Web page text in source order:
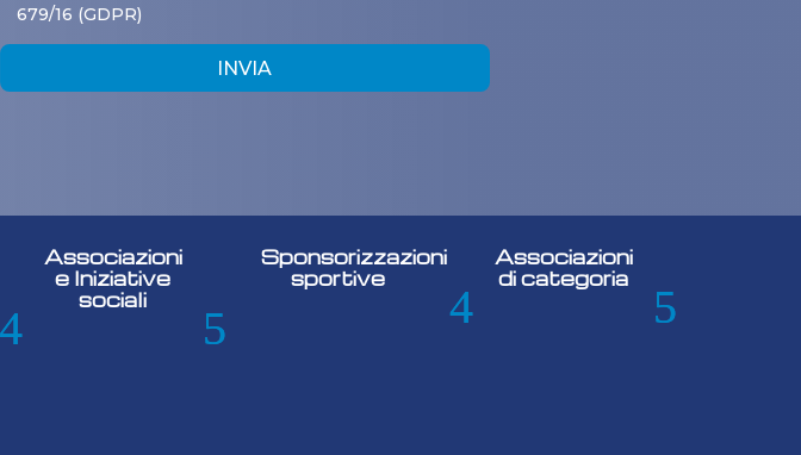
679/16 (GDPR)
INVIA
Associazioni
e Iniziative
sociali
Sponsorizzazioni
sportive
Associazioni
di categoria